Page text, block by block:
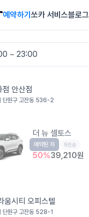
예약하기 쏘카 서비스블로그
~ 23:00
안산점
단원구 고잔동 536-2
더 뉴 셀토스
소형SUV 5인승
50%39,210원
예약된 차
움시티 오피스텔
단원구 고잔동 528-1